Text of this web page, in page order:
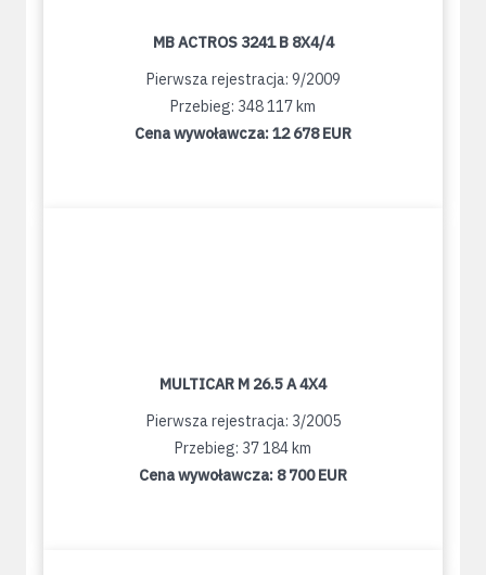
MB ACTROS 3241 B 8X4/4
Pierwsza rejestracja: 9/2009
Przebieg: 348 117 km
Cena wywoławcza:12 678 EUR
MULTICAR M 26.5 A 4X4
Pierwsza rejestracja: 3/2005
Przebieg: 37 184 km
Cena wywoławcza: 8 700 EUR